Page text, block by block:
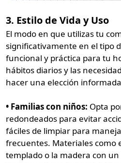
3. Estilo de Vida y Uso
El modo en que utilizas tu
significativamente en el tipo
funcional y práctica para tu
hábitos diarios y las
hacer una elección
• Familias con niños: Opta
redondeados para evitar
fáciles de limpiar para
frecuentes. Materiales como
templado o la madera con